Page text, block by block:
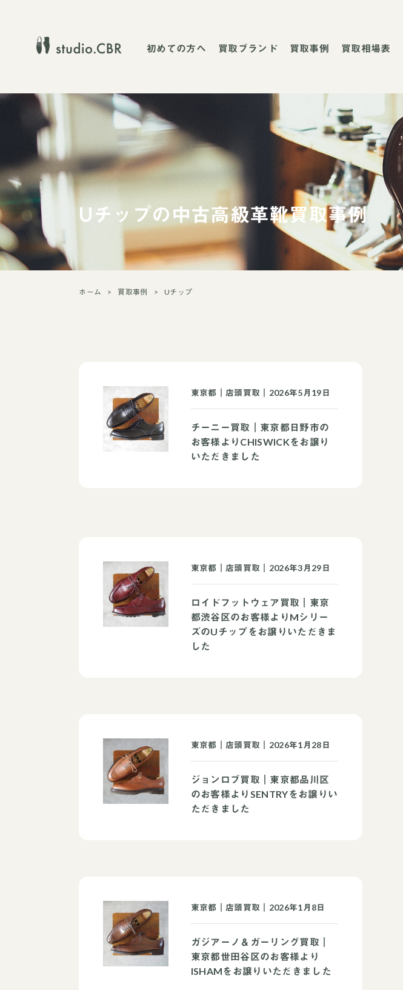
初めての方へ 買取ブランド 買取事例 買取相場表
Uチップの中古高級革靴買取事例
ホーム 買取事例 Uチップ
東京都｜店頭買取｜2026年5月19日
チーニー買取｜東京都日野市の
お客様よりCHISWICKをお譲り
いただきました
東京都｜店頭買取｜2026年3月29日
ロイドフットウェア買取｜東京
都渋谷区のお客様よりMシリー
ズのUチップをお譲りいただきま
した
東京都｜店頭買取｜2026年1月28日
ジョンロブ買取｜東京都品川区
のお客様よりSENTRYをお譲りい
ただきました
東京都｜店頭買取｜2026年1月8日
ガジアーノ＆ガーリング買取｜
東京都世田谷区のお客様より
ISHAMをお譲りいただきました